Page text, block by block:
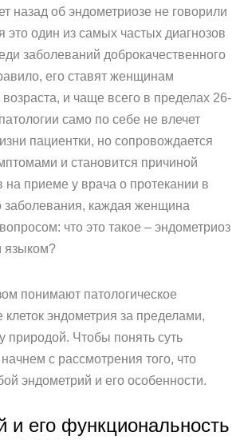
назад об эндометриозе не говорили
это один из самых частых диагнозов
заболеваний доброкачественного
его ставят женщинам
возраста, и чаще всего в пределах 26-
само по себе не влечет
пациентки, но сопровождается
и становится причиной
на приеме у врача о протекании в
заболевания, каждая женщина
что это такое – эндометриоз
языком?
понимают патологическое
клеток эндометрия за пределами,
природой. Чтобы понять суть
с рассмотрения того, что
эндометрий и его особенности.
и его функциональность